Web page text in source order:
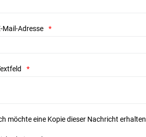
Mail-Adresse
möchte eine Kopie dieser Nachricht erhalten